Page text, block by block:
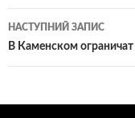
записам
НАСТУПНИЙ ЗАПИС
В Каменском